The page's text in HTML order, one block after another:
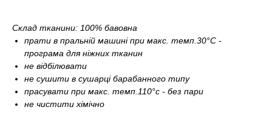
Склад тканини: 100% бавовна
прати в пральній машині при макс. темп.30°С -
програма для ніжних тканин
не відбілювати
не сушити в сушарці барабанного типу
прасувати при макс. темп.110°c - без пари
не чистити хімічно